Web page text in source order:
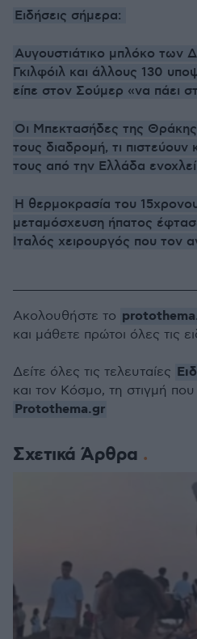
Ειδήσεις σήμερα:
Αυγουστιάτικο μπλόκο των
Γκιλφόιλ και άλλους 130
είπε στον Σούμερ «να πάει
Οι Μπεκτασήδες της Θράκης:
τους διαδρομή, τι πιστεύουν
τους από την Ελλάδα
Η θερμοκρασία του
μεταμόσχευση ήπατος
Ιταλός χειρουργός που τον
Σχετικά Άρθρα
Ακολουθήστε το
και μάθετε πρώτοι όλες τις
Δείτε όλες τις τελευταίες
και τον Κόσμο, τη στιγμή
Protothema.gr